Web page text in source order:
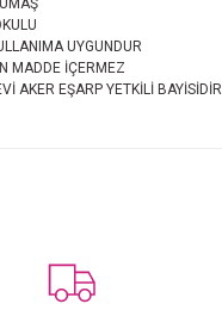
UYGUNDUR
MADDE İÇERMEZ
AKER EŞARP YETKİLİ BAYİSİDİR